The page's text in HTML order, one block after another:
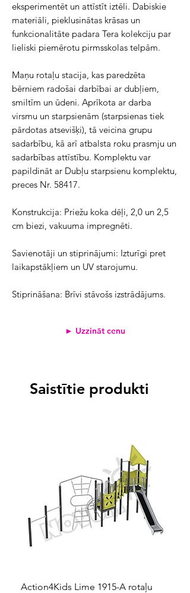
eksperimentēt un attīstīt iztēli. Dabiskie
materiāli, pieklusinātas krāsas un
funkcionalitāte padara Tera kolekciju par
lieliski piemērotu pirmsskolas telpām.
Maņu rotaļu stacija, kas paredzēta
bērniem radošai darbībai ar dubļiem,
smiltīm un ūdeni. Aprīkota ar darba
virsmu un starpsienām (starpsienas tiek
pārdotas atsevišķi), tā veicina grupu
sadarbību, kā arī atbalsta roku prasmju un
sadarbības attīstību. Komplektu var
papildināt ar Dubļu starpsienu komplektu,
preces Nr. 58417.
Konstrukcija: Priežu koka dēļi, 2,0 un 2,5
cm biezi, vakuuma impregnēti.
Savienotāji un stiprinājumi: Izturīgi pret
laikapstākļiem un UV starojumu.
Stiprināšana: Brīvi stāvošs izstrādājums.
► Uzzināt cenu
Saistītie produkti
Action4Kids Lime 1915-A rotaļu